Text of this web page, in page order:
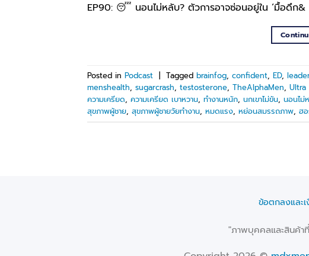
EP90: 😴 นอนไม่หลับ? ตัวการอาจซ่อนอยู่ใน ‘มื้อดึก&
Posted in Podcast | Tagged brainfog, confident, ED, leader
menshealth, sugarcrash, testosterone, TheAlphaMen, Ultra
ความเครียด, ความเครียด เบาหวาน, ทำงานหนัก, นกเขาไม่ขัน, นอนไม่
สุขภาพผู้ชาย, สุขภาพผู้ชายวัยทำงาน, หมดแรง, หย่อนสมรรถภาพ, ฮ
ข้อตกลงและเ
"ภาพบุคคลและสินค้า